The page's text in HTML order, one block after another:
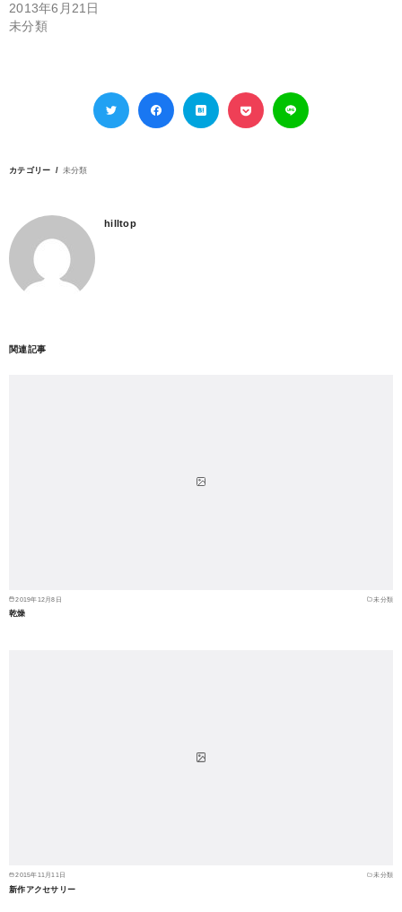
2013年6月21日
未分類
カテゴリー 未分類
hilltop
関連記事
2019年12月8日 未分類
乾燥
2015年11月11日 未分類
新作アクセサリー